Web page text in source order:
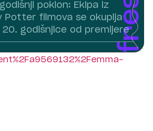
poklon: Ekipa iz
Potter filmova se okuplja
20. godišnjice od premijere